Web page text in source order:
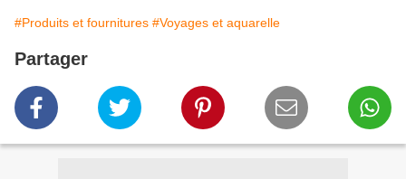
#Produits et fournitures #Voyages et aquarelle
Partager